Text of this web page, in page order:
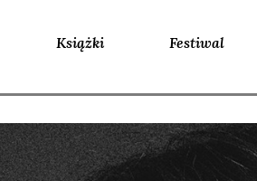
Książki Festiwal